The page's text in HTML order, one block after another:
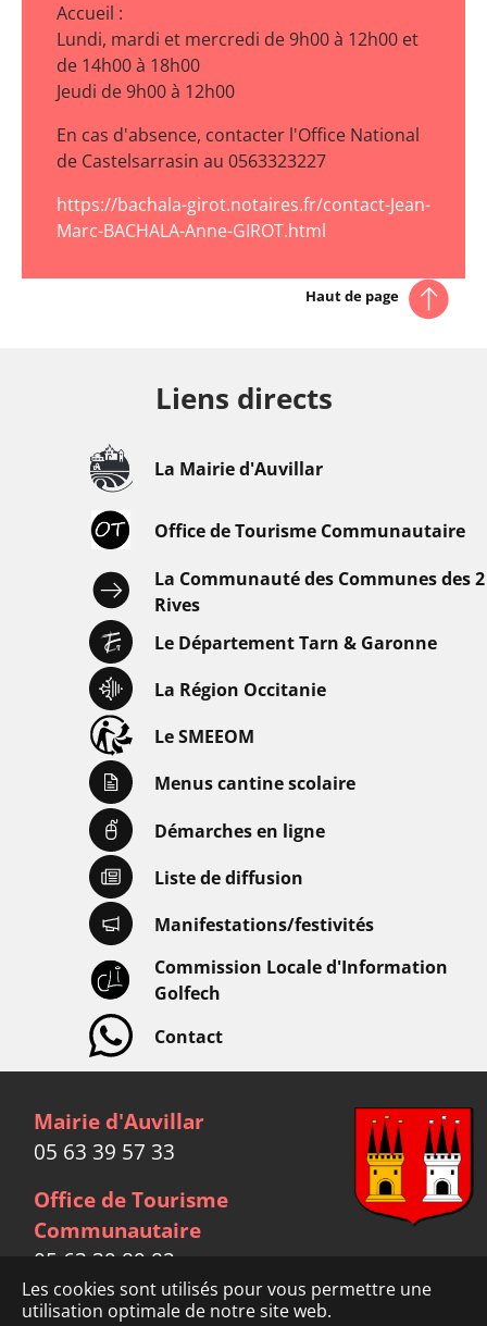
Les cookies sont utilisés pour vous permettre une
utilisation optimale de notre site web.
Accueil :
Lundi, mardi et mercredi de 9h00 à 12h00 et
de 14h00 à 18h00
Jeudi de 9h00 à 12h00
En cas d'absence, contacter l'Office National
de Castelsarrasin au 0563323227
https://bachala-girot.notaires.fr/contact-Jean-
Marc-BACHALA-Anne-GIROT.html
Haut de page
Liens directs
La Mairie d'Auvillar
Office de Tourisme Communautaire
La Communauté des Communes des 2
Rives
Le Département Tarn & Garonne
La Région Occitanie
Le SMEEOM
Menus cantine scolaire
Démarches en ligne
Liste de diffusion
Manifestations/festivités
Commission Locale d'Information
Golfech
Contact
Mairie d'Auvillar
05 63 39 57 33
Office de Tourisme
Communautaire
05 63 39 89 82
Facebook